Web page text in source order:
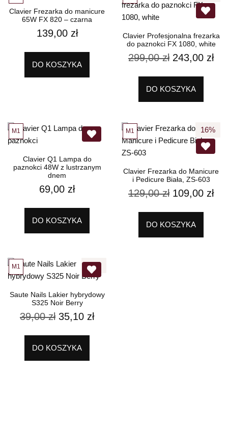
Clavier Frezarka do manicure
65W FX 820 – czarna
139,00 zł
DO KOSZYKA
Clavier Profesjonalna frezarka
do paznokci FX 1080, white
299,00zł 243,00 zł
DO KOSZYKA
M1
Clavier Q1 Lampa do
paznokci 48W z lustrzanym
dnem
69,00 zł
DO KOSZYKA
16%
M1
Clavier Frezarka do Manicure
i Pedicure Biała, ZS-603
129,00zł 109,00 zł
DO KOSZYKA
10%
M1
Saute Nails Lakier hybrydowy
S325 Noir Berry
39,00zł 35,10 zł
DO KOSZYKA